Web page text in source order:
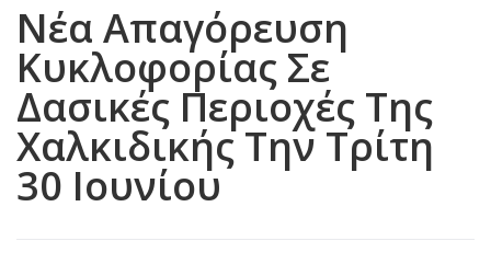
Νέα Απαγόρευση
Κυκλοφορίας Σε
Δασικές Περιοχές Της
Χαλκιδικής Την Τρίτη
30 Ιουνίου